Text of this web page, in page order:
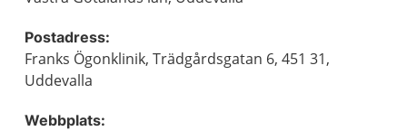
Postadress:
Franks Ögonklinik, Trädgårdsgatan 6, 451 31,
Uddevalla
Webbplats: